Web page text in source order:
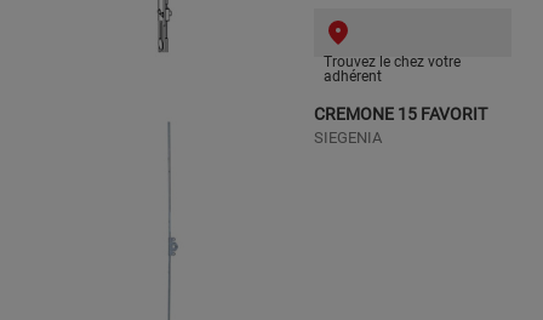
Trouvez le chez votre
adhérent
CREMONE 15 FAVORIT
SIEGENIA